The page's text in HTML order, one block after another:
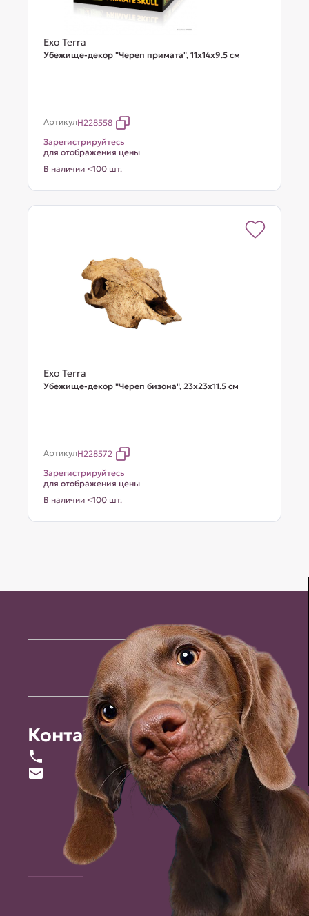
Exo Terra
Убежище-декор "Череп примата", 11х14х9.5 см
АртикулH228558
Зарегистрируйтесь
для отображения цены
В наличии <100 шт.
Exo Terra
Убежище-декор "Череп бизона", 23х23х11.5 см
АртикулH228572
Зарегистрируйтесь
для отображения цены
В наличии <100 шт.
Контакты